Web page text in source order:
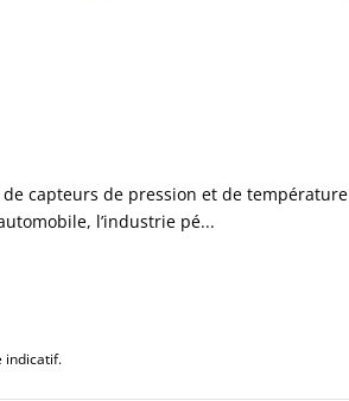
capteurs de pression et de température
l’industrie pé...
indicatif.